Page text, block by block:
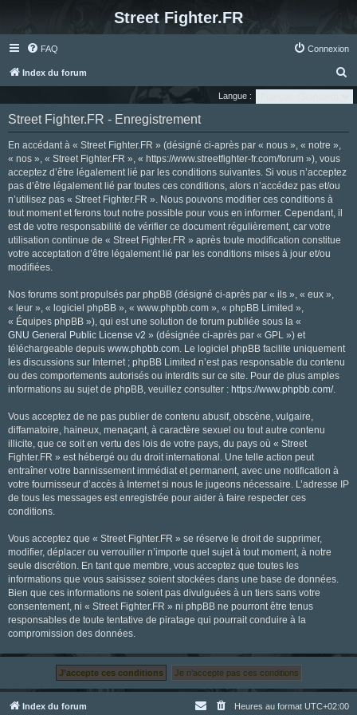
Street Fighter.FR
FAQ Connexion
Index du forum
e
Langue :
Street Fighter.FR - Enregistrement
En accédant à « Street Fighter.FR » (désigné ci-après par « nous », « notre »,
« nos », « Street Fighter.FR », « https://www.streetfighter-fr.com/forum »), vous
acceptez d’être légalement lié par les conditions suivantes. Si vous n’acceptez
pas d’être légalement lié par toutes ces conditions, alors n’accédez pas et/ou
n’utilisez pas « Street Fighter.FR ». Nous pouvons modifier ces conditions à
tout moment et ferons tout notre possible pour vous en informer. Cependant, il
est de votre responsabilité de vérifier ce document régulièrement, car votre
utilisation continue de « Street Fighter.FR » après toute modification constitue
votre acceptation d’être légalement lié par les conditions mises à jour et/ou
modifiées.
Nos forums sont propulsés par phpBB (désigné ci-après par « ils », « eux »,
« leur », « logiciel phpBB », « www.phpbb.com », « phpBB Limited »,
« Équipes phpBB »), qui est une solution de forum publiée sous la «
GNU General Public License v2 » (désignée ci-après par « GPL ») et
téléchargeable depuis www.phpbb.com. Le logiciel phpBB facilite uniquement
les discussions sur Internet ; phpBB Limited n’est pas responsable du contenu
ou des comportements autorisés ou interdits sur ce site. Pour de plus amples
informations au sujet de phpBB, veuillez consulter : https://www.phpbb.com/.
Vous acceptez de ne pas publier de contenu abusif, obscène, vulgaire,
diffamatoire, haineux, menaçant, à caractère sexuel ou tout autre contenu
illicite, que ce soit en vertu des lois de votre pays, du pays où « Street
Fighter.FR » est hébergé ou du droit international. Une telle action peut
entraîner votre bannissement immédiat et permanent, avec une notification à
votre fournisseur d’accès à Internet si nous le jugeons nécessaire. L’adresse IP
de tous les messages est enregistrée pour aider à faire respecter ces
conditions.
Vous acceptez que « Street Fighter.FR » se réserve le droit de supprimer,
modifier, déplacer ou verrouiller n’importe quel sujet à tout moment, à notre
seule discrétion. En tant que membre, vous acceptez que toutes les
informations que vous saisissez soient stockées dans une base de données.
Bien que ces informations ne soient pas divulguées à un tiers sans votre
consentement, ni « Street Fighter.FR » ni phpBB ne pourront être tenus
responsables de toute tentative de piratage qui pourrait conduire à la
compromission des données.
Index du forum Heures au format UTC+02:00